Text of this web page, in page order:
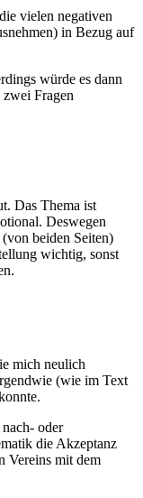
vielen negativen
in Bezug auf
würde es dann
Fragen
Das Thema ist
Deswegen
beiden Seiten)
wichtig, sonst
mich neulich
(wie im Text
oder
die Akzeptanz
Vereins mit dem